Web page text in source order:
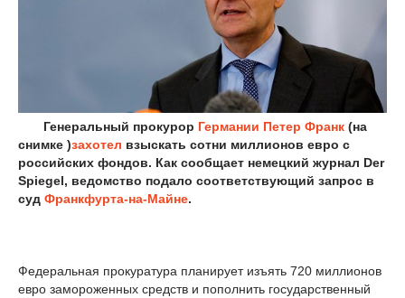
Генеральный прокурор Германии Петер Франк (на
снимке )захотел взыскать сотни миллионов евро с
российских фондов. Как сообщает немецкий журнал Der
Spiegel, ведомство подало соответствующий запрос в
суд Франкфурта-на-Майне.
Федеральная прокуратура планирует изъять 720 миллионов
евро замороженных средств и пополнить государственный